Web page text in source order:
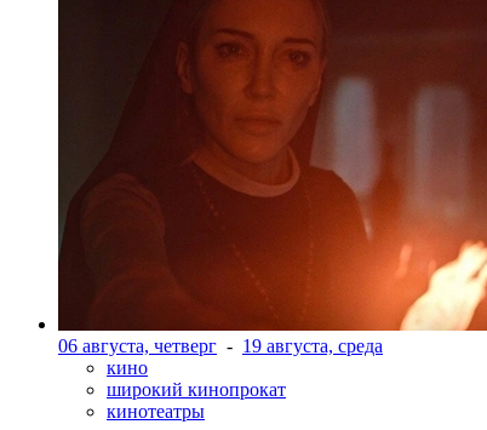
06 августа, четверг - 19 августа, среда
кино
широкий кинопрокат
кинотеатры